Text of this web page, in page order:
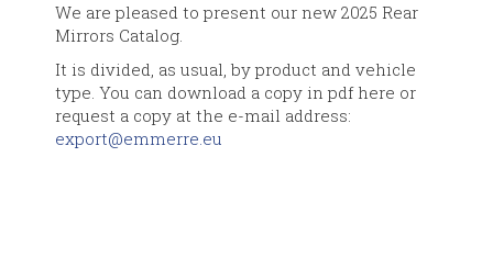
We are pleased to present our new 2025 Rear
Mirrors Catalog.
It is divided, as usual, by product and vehicle
type. You can download a copy in pdf here or
request a copy at the e-mail address:
export@emmerre.eu